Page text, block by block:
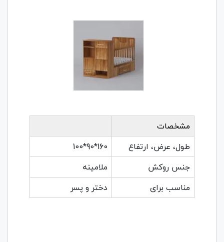
مشخصات
طول، عرض، ارتفاع
160*90*100
جنس روکش
ملامینه
مناسب برای
دختر و پسر